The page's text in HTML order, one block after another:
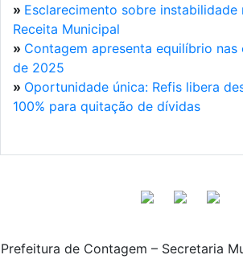
» Esclarecimento sobre instabilidade
Receita Municipal
» Contagem apresenta equilíbrio
de 2025
» Oportunidade única: Refis libera
100% para quitação de dívidas
Prefeitura de Contagem – Secretaria